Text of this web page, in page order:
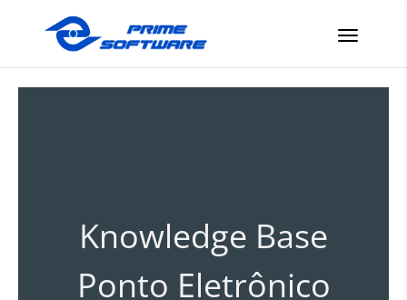
Knowledge Base
Ponto Eletrônico